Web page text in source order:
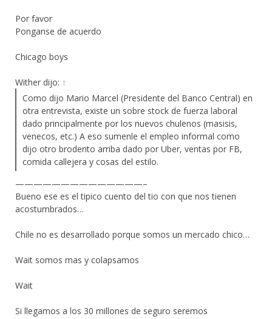
Por favor
Ponganse de acuerdo
Chicago boys
Wither dijo: ↑
Como dijo Mario Marcel (Presidente del Banco Central) en
otra entrevista, existe un sobre stock de fuerza laboral
dado principalmente por los nuevos chulenos (masisis,
venecos, etc.) A eso sumenle el empleo informal como
dijo otro broderito arriba dado por Uber, ventas por FB,
comida callejera y cosas del estilo.
——————————————–
Bueno ese es el tipico cuento del tio con que nos tienen
acostumbrados…
Chile no es desarrollado porque somos un mercado chico…
Wait somos mas y colapsamos
Wait
Si llegamos a los 30 millones de seguro seremos